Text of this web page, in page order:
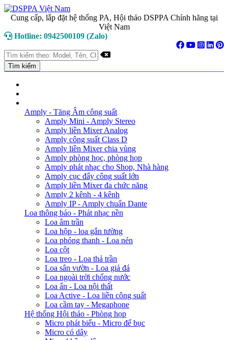
Cung cấp, lắp đặt hệ thống PA, Hội thảo DSPPA Chính hãng tại
Việt Nam
Hotline: 0942500109 (Zalo)
Amply - Tăng Âm công suất
Amply Mini - Amply Stereo
Amply liền Mixer Analog
Amply công suất Class D
Amply liền Mixer chia vùng
Amply phòng học, phòng họp
Amply phát nhạc cho Shop, Nhà hàng
Amply cục đẩy công suất lớn
Amply liền Mixer đa chức năng
Amply 2 kênh - 4 kênh
Amply IP - Amply chuẩn Dante
Loa thông báo - Phát nhạc nền
Loa âm trần
Loa hộp - loa gắn tường
Loa phóng thanh - Loa nén
Loa cột
Loa treo - Loa thả trần
Loa sân vườn - Loa giả đá
Loa ngoài trời chống nước
Loa ẩn - Loa nội thất
Loa Active - Loa liền công suất
Loa cầm tay - Megaphone
Hệ thống Hội thảo - Phòng họp
Micro phát biểu - Micro để bục
Micro có dây